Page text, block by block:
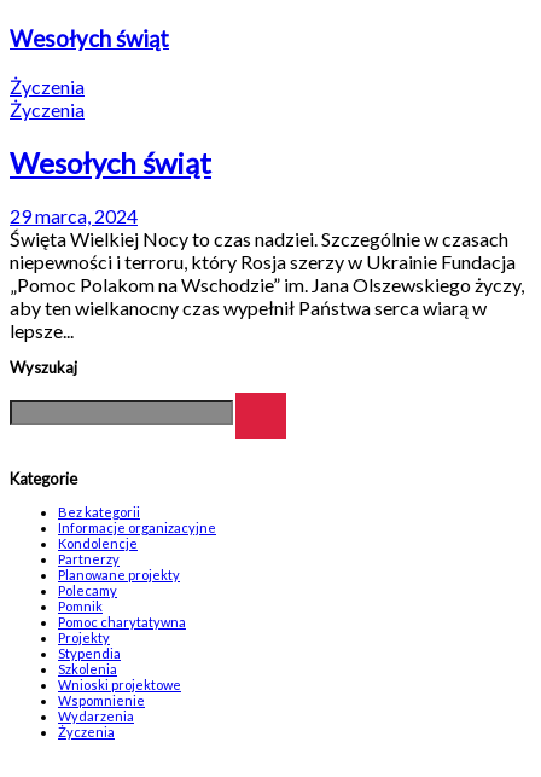
Wesołych świąt
Życzenia
Życzenia
Wesołych świąt
29 marca, 2024
Święta Wielkiej Nocy to czas nadziei. Szczególnie w czasach
niepewności i terroru, który Rosja szerzy w Ukrainie Fundacja
„Pomoc Polakom na Wschodzie” im. Jana Olszewskiego życzy,
aby ten wielkanocny czas wypełnił Państwa serca wiarą w
lepsze...
Wyszukaj
Kategorie
Bez kategorii
Informacje organizacyjne
Kondolencje
Partnerzy
Planowane projekty
Polecamy
Pomnik
Pomoc charytatywna
Projekty
Stypendia
Szkolenia
Wnioski projektowe
Wspomnienie
Wydarzenia
Życzenia